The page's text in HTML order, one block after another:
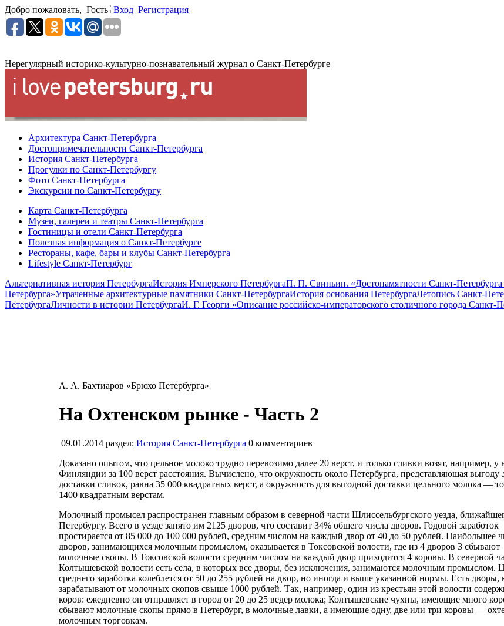
Добро пожаловать, Гость Вход Регистрация
Нерегулярный историко-культурно-познавательный журнал о Санкт-Петербурге
Архитектура Санкт-Петербурга
Достопримечательности Санкт-Петербурга
История Санкт-Петербурга
Прогулки по Санкт-Петербургу
Фото Санкт-Петербурга
Экскурсии по Санкт-Петербургу
Карта Санкт-Петербурга
Музеи, галереи и театры Санкт-Петербурга
Гостиницы и отели Санкт-Петербурга
Полезная информация о Санкт-Петербурге
Рестораны, кафе, бары и клубы Санкт-Петербурга
Lifestyle Санкт-Петербург
Альтернативная история ПетербургаИстория Имперского ПетербургаП. П. Свиньин. «Достопамятности Санкт-Петербурга
Петербурга»Утраченные архитектурные памятники Санкт-ПетербургаИстория основания ПетербургаЛетопись Санкт-
ПетербургаЛичности в истории ПетербургаИ. Г. Георги «Описание российско-императорского столичного города Санкт-
А. А. Бахтиаров «Брюхо Петербурга»
На Охтенском рынке - Часть 2
09.01.2014 раздел: История Санкт-Петербурга 0 комментариев
Доказано опытом, что цельное молоко трудно перевозимо далее 20 верст, и только сливки возят, например, у
Финляндии за 100 верст расстояния. Вычислено, что окружность около Петербурга, представляющая выгоду
доставки сливок, равна 35 000 квадратных верст, а окружность для выгодной доставки цельного молока —
1400 квадратным верстам.
Молочный промысел распространен главным образом в северной части Шлиссельбургского уезда,
Петербургу. Всего в уезде занято им 2125 дворов, что составит 34% общего числа дворов. Годовой заработок
простирается от 85 000 до 100 000 рублей, средним числом на каждый двор от 40 до 50 рублей. Наибольшее
дворов, занимающихся молочным промыслом, оказывается в Токсовской волости, где из 4 дворов 3 сбывают
молочные скопы. В Токсовской волости средним числом на каждый двор приходится 4 коровы. В северной
Колтышевской волости есть села, в которых все дворы, без исключения, занимаются молочным промыслом.
среднего заработка колеблется от 50 до 255 рублей на двор, но иногда и выше указанной нормы. Есть дворы,
зарабатывают от молочных скопов свыше 1000 рублей. Так, например, один из крестьян этой волости
коров: ежедневно он отправляет в город от 20 до 25 ведер молока; Колтышевские чухны, имеющие много
сбывают молочные скопы прямо в Петербург, в молочные лавки, а имеющие одну, две или три коровы —
молочным торговкам.